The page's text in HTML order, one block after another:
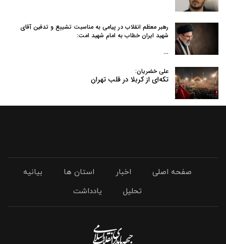
رهبر معظم انقلاب در پیامی به‌ مناسبت تشییع و تدفین آقای
شهید ایران خطاب به امام شهید امت:
…
علی خضریان:
تکه‌ای از کربلا در قلب تهران
صفحه اصلی اخبار استان ها
بیانیه
تحلیل
یادداشت